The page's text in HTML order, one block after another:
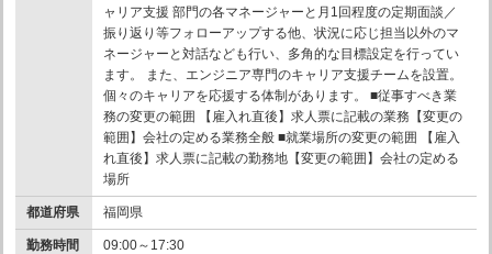
ャリア支援 部門の各マネージャーと月1回程度の定期面談／
振り返り等フォローアップする他、状況に応じ担当以外のマ
ネージャーと対話なども行い、多角的な目標設定を行ってい
ます。 また、エンジニア専門のキャリア支援チームを設置。
個々のキャリアを応援する体制があります。 ■従事すべき業
務の変更の範囲 【雇入れ直後】求人票に記載の業務【変更の
範囲】会社の定める業務全般 ■就業場所の変更の範囲 【雇入
れ直後】求人票に記載の勤務地【変更の範囲】会社の定める
場所
都道府県 福岡県
勤務時間 09:00～17:30